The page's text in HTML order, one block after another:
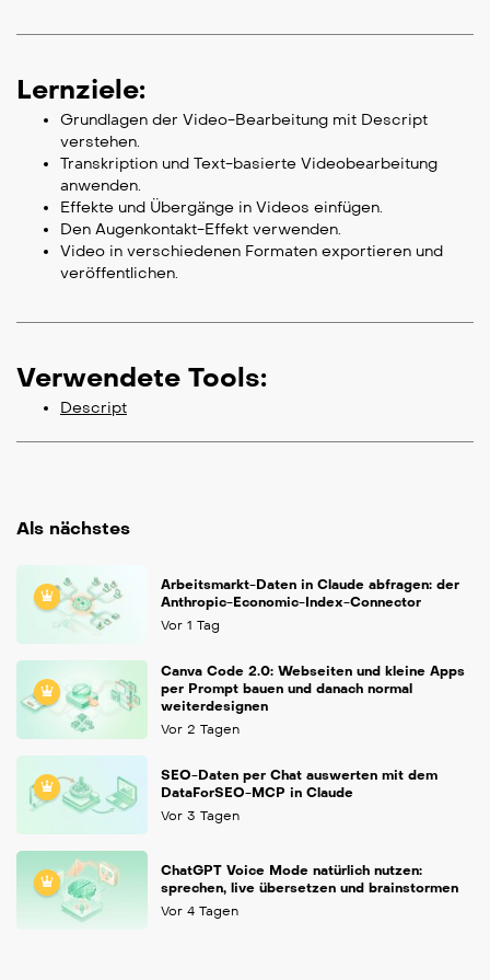
Lernziele:
Grundlagen der Video-Bearbeitung mit Descript
verstehen.
Transkription und Text-basierte Videobearbeitung
anwenden.
Effekte und Übergänge in Videos einfügen.
Den Augenkontakt-Effekt verwenden.
Video in verschiedenen Formaten exportieren und
veröffentlichen.
Verwendete Tools:
Descript
Als nächstes
Arbeitsmarkt-Daten in Claude abfragen: der
Anthropic-Economic-Index-Connector
Vor 1 Tag
Canva Code 2.0: Webseiten und kleine Apps
per Prompt bauen und danach normal
weiterdesignen
Vor 2 Tagen
SEO-Daten per Chat auswerten mit dem
DataForSEO-MCP in Claude
Vor 3 Tagen
ChatGPT Voice Mode natürlich nutzen:
sprechen, live übersetzen und brainstormen
Vor 4 Tagen